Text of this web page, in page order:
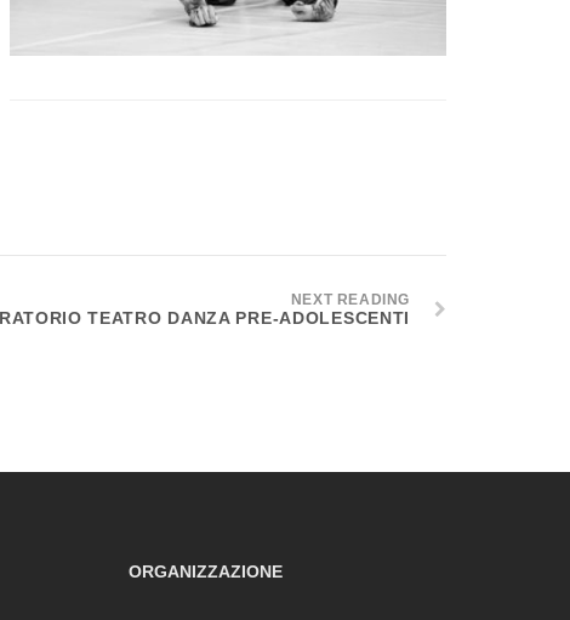
NEXT READING
TEATRO DANZA PRE-ADOLESCENTI
ORGANIZZAZIONE